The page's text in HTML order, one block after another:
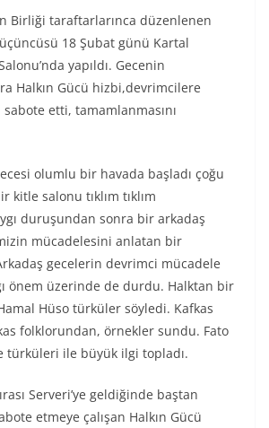
Birliği taraftarlarınca düzenlenen
18 Şubat günü Kartal
yapıldı. Gecenin
Halkın Gücü hizbi,devrimcilere
etti, tamamlanmasını
olumlu bir havada başladı çoğu
kitle salonu tıklım tıklım
duruşundan sonra bir arkadaş
mücadelesini anlatan bir
gecelerin devrimci mücadele
önem üzerinde de durdu. Halktan bir
Hüso türküler söyledi. Kafkas
folklorundan, örnekler sundu. Fato
türküleri ile büyük ilgi topladı.
Serveri’ye geldiğinde baştan
etmeye çalışan Halkın Gücü